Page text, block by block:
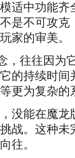
中功能齐
是不可攻克
家的审美。
往往因为
的持续时间
更为复杂的
能在魔龙
战。这种未
往。